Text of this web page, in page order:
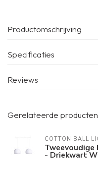
Productomschrijving
Specificaties
Reviews
Gerelateerde producten
COTTON BALL
Tweevoudige
- Driekwart